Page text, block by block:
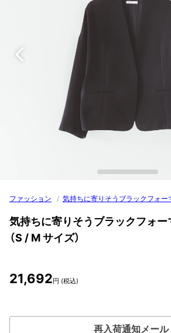
ファッション / 気持ちに寄りそうブラックフォー
気持ちに寄りそうブラックフォー
（S / M サイズ）
21,692円 (税込)
再入荷通知メール